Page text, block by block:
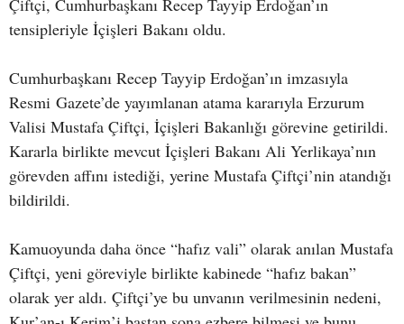
Çiftçi, Cumhurbaşkanı Recep Tayyip Erdoğan’ın
tensipleriyle İçişleri Bakanı oldu.
Cumhurbaşkanı Recep Tayyip Erdoğan’ın imzasıyla
Resmi Gazete’de yayımlanan atama kararıyla Erzurum
Valisi Mustafa Çiftçi, İçişleri Bakanlığı görevine getirildi.
Kararla birlikte mevcut İçişleri Bakanı Ali Yerlikaya’nın
görevden affını istediği, yerine Mustafa Çiftçi’nin atandığı
bildirildi.
Kamuoyunda daha önce “hafız vali” olarak anılan Mustafa
Çiftçi, yeni göreviyle birlikte kabinede “hafız bakan”
olarak yer aldı. Çiftçi’ye bu unvanın verilmesinin nedeni,